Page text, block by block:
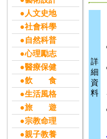
●人文史地
●社會科學
●自然科普
●心理勵志
●醫療保健
●飲 食
●生活風格
●旅 遊
●宗教命理
●親子教養
詳
細
資
料